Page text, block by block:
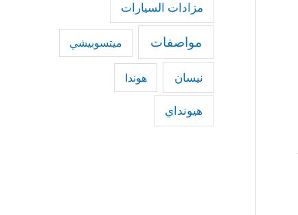
مزادات السيارات
مواصفات ميتسوبيشي
نيسان هوندا
هيونداي